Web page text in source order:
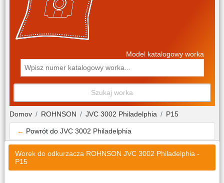
Model katalogowy worka
Szukaj worka
Domov ROHNSON JVC 3002 Philadelphia P15
← Powrót do JVC 3002 Philadelphia
Worek do odkurzacza ROHNSON JVC 3002 Philadelphia -
P15